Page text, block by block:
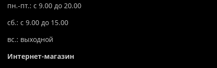
пн.-пт.: с 9.00 до 20.00
сб.: с 9.00 до 15.00
вс.: выходной
Интернет-магазин